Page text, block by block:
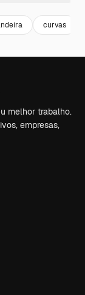
curvas
melhor trabalho.
empresas,